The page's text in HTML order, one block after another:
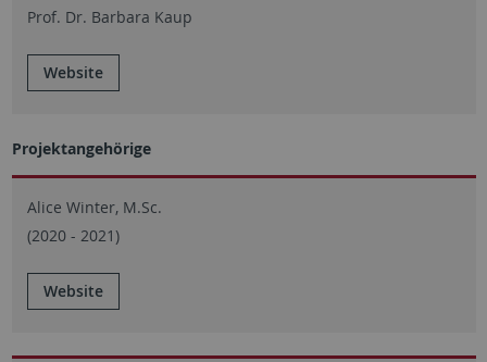
Prof. Dr. Barbara Kaup
Website
Projektangehörige
Alice Winter, M.Sc.
(2020 - 2021)
Website